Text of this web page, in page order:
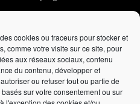
cookies ou traceurs pour stocker et
comme votre visite sur ce site, pour
aux réseaux sociaux, contenu
du contenu, développer et
ou refuser tout ou partie de
sur votre consentement ou sur